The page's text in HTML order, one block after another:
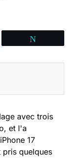
avec trois
et l'a
17
pris quelques